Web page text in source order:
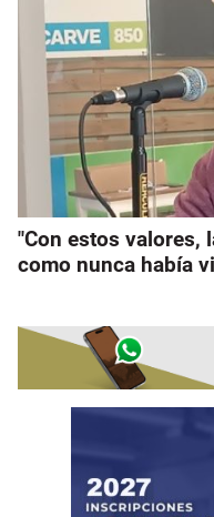
"Con estos valores,
como nunca había